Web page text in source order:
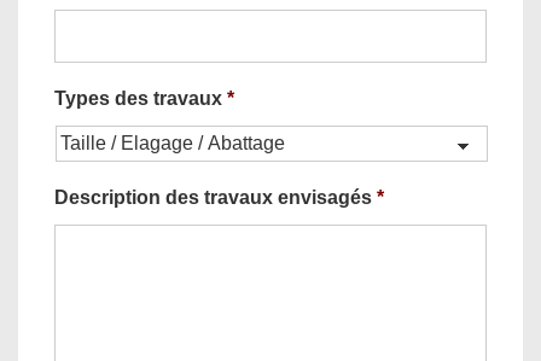
Types des travaux *
Description des travaux envisagés *